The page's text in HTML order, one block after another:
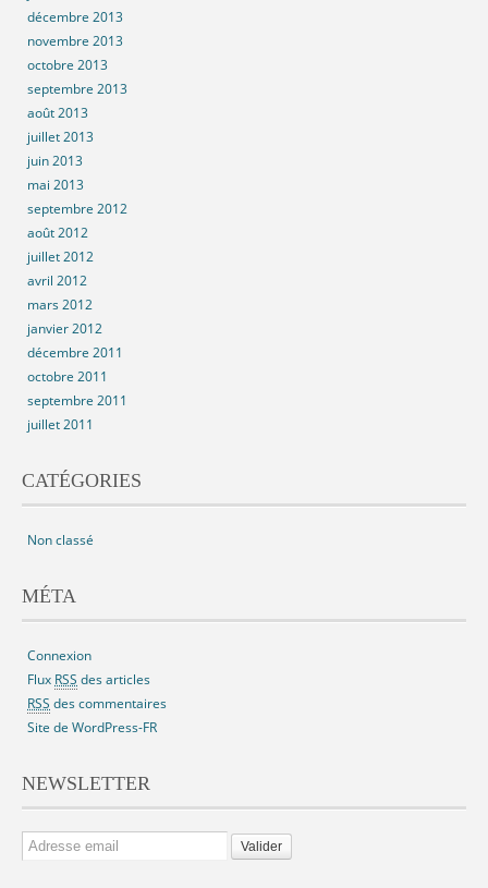
décembre 2013
novembre 2013
octobre 2013
septembre 2013
août 2013
juillet 2013
juin 2013
mai 2013
septembre 2012
août 2012
juillet 2012
avril 2012
mars 2012
janvier 2012
décembre 2011
octobre 2011
septembre 2011
juillet 2011
CATÉGORIES
Non classé
MÉTA
Connexion
Flux RSS des articles
RSS des commentaires
Site de WordPress-FR
NEWSLETTER